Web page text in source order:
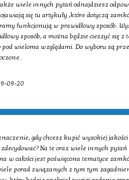
także wiele innych pytań odnajdziesz
się tu artykuły ,które dotyczą
funkcjonują w prawidłowy sposób.
sposób, a można będzie cieszyć się z
pod wieloma względami. Do wyboru są
09-20
gdy chcesz kupić wysokiej
Na te oraz wiele innych
całości jest poświęcona tematyce
porad związanych z tym tym